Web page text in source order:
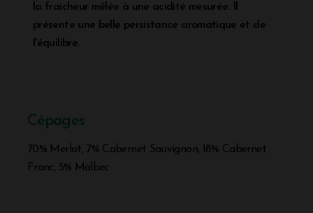
la fraicheur mêlée à une acidité mesurée. Il
présente une belle persistance aromatique et de
l'équilibre.
Cépages
70% Merlot, 7% Cabernet Sauvignon, 18% Cabernet
Franc, 5% Malbec